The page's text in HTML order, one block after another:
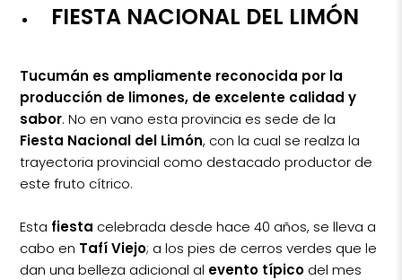
FIESTA NACIONAL DEL LIMÓN
Tucumán es ampliamente reconocida por la
producción de limones, de excelente calidad y
sabor. No en vano esta provincia es sede de la
Fiesta Nacional del Limón, con la cual se realza la
trayectoria provincial como destacado productor de
este fruto cítrico.
Esta fiesta celebrada desde hace 40 años, se lleva a
cabo en Tafí Viejo; a los pies de cerros verdes que le
dan una belleza adicional al evento típico del mes